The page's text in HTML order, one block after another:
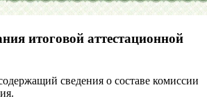
итоговой аттестационной
сведения о составе комиссии